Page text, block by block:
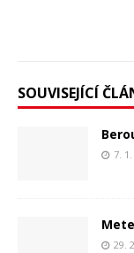
SOUVISEJÍCÍ
7.
29.